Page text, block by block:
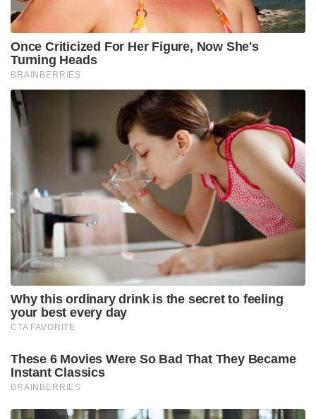
Once Criticized For Her Figure, Now She's
Turning Heads
BRAINBERRIES
Why this ordinary drink is the secret to feeling
your best every day
CTA FAVORITE
These 6 Movies Were So Bad That They Became
Instant Classics
BRAINBERRIES